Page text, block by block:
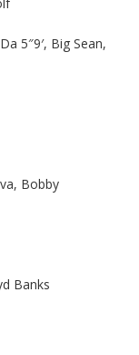
5″9′, Big Sean,
Bobby
Banks